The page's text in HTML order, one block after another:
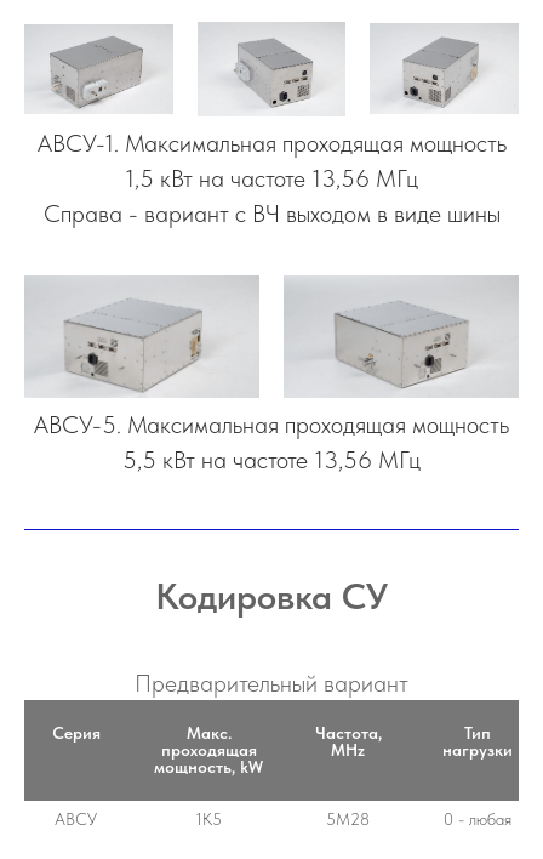
АВСУ-1. Максимальная проходящая мощность
1,5 кВт на частоте 13,56 МГц
Справа - вариант с ВЧ выходом в виде шины
АВСУ-5. Максимальная проходящая мощность
5,5 кВт на частоте 13,56 МГц
Кодировка СУ
Предварительный вариант
Серия
Макс.
проходящая
мощность, kW
Частота,
MHz
Тип
нагрузки
АВСУ 1К5 5М28 0 - любая